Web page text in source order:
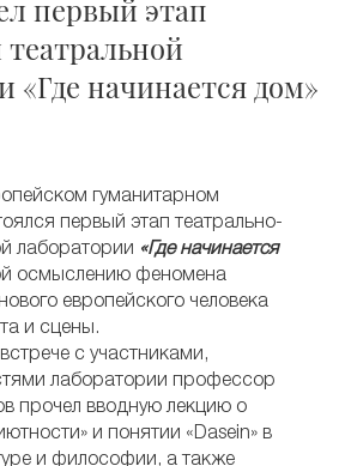
первый этап
«Где начинается дом»
гуманитарном
первый этап театрально-
лаборатории «Где начинается
осмыслению феномена
европейского человека
и сцены.
с участниками,
лаборатории профессор
прочел вводную лекцию о
и понятии «Dasein» в
и философии, а также